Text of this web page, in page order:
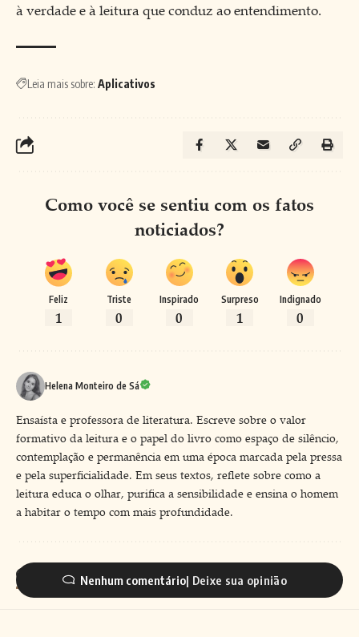
à verdade e à leitura que conduz ao entendimento.
Leia mais sobre: Aplicativos
Como você se sentiu com os fatos
noticiados?
Feliz
1
Triste
0
Inspirado
0
Surpreso
1
Indignado
0
Helena Monteiro de Sá
Ensaísta e professora de literatura. Escreve sobre o valor
formativo da leitura e o papel do livro como espaço de silêncio,
contemplação e permanência em uma época marcada pela pressa
e pela superficialidade. Em seus textos, reflete sobre como a
leitura educa o olhar, purifica a sensibilidade e ensina o homem
a habitar o tempo com mais profundidade.
Nenhum comentário